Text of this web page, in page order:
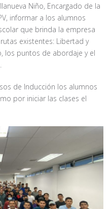
Niño, Encargado de la
informar a los alumnos
que brinda la empresa
existentes: Libertad y
los puntos de abordaje y el
de Inducción los alumnos
por iniciar las clases el